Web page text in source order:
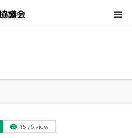
1576 view